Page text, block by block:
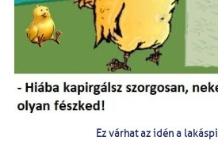
Ez várhat az idén a